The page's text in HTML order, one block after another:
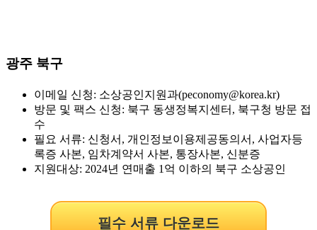
광주 북구
이메일 신청: 소상공인지원과(peconomy@korea.kr)
방문 및 팩스 신청: 북구 동생정복지센터, 북구청 방문 접
수
필요 서류: 신청서, 개인정보이용제공동의서, 사업자등
록증 사본, 임차계약서 사본, 통장사본, 신분증
지원대상: 2024년 연매출 1억 이하의 북구 소상공인
필수 서류 다운로드